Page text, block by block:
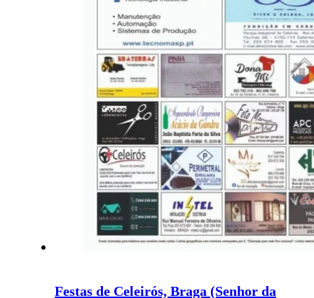
Festas de Celeirós, Braga (Senhor da